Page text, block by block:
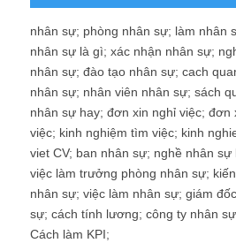
nhân sự; phòng nhân sự; làm nhân
nhân sự là gì; xác nhận nhân sự;
nhân sự; đào tạo nhân sự; cach
nhân sự; nhân viên nhân sự; sách
nhân sự hay; đơn xin nghỉ việc; đơn
việc; kinh nghiệm tìm việc; kinh
viet CV; ban nhân sự; nghề nhân sự
việc làm trưởng phòng nhân sự;
nhân sự; việc làm nhân sự; giám
sự; cách tính lương; công ty nhân sự
Cách làm KPI;